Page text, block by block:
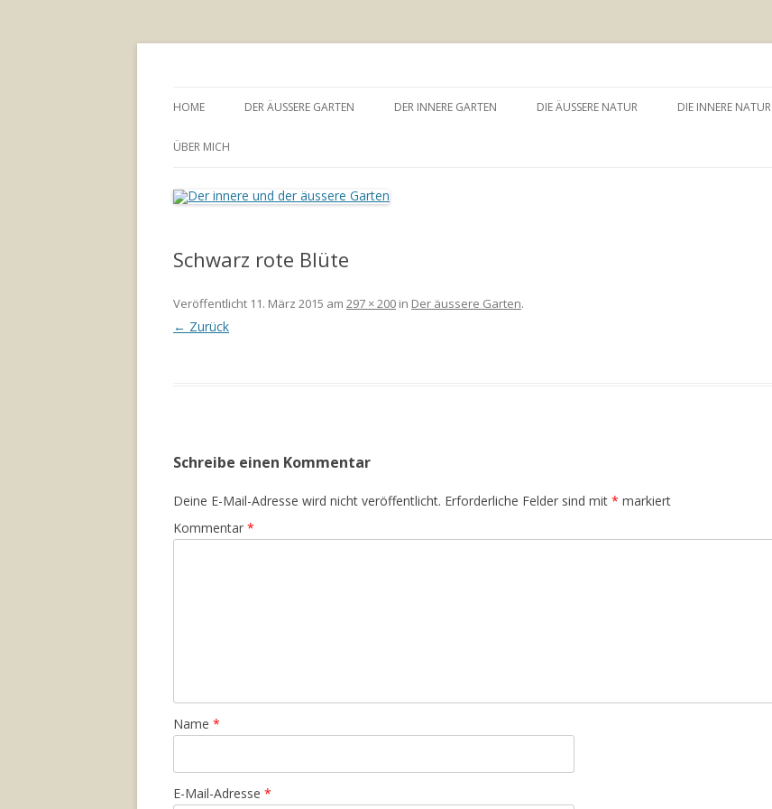
Inhalt
HOME DER ÄUSSERE GARTEN DER INNERE GARTEN DIE ÄUSSERE NATUR DIE INNERE NATUR
ÜBER MICH
Schwarz rote Blüte
Veröffentlicht 11. März 2015 am 297 × 200 in Der äussere Garten.
← Zurück
Schreibe einen Kommentar
Deine E-Mail-Adresse wird nicht veröffentlicht. Erforderliche Felder sind mit * markiert
Kommentar *
Name *
E-Mail-Adresse *